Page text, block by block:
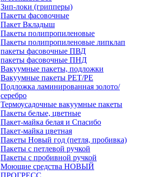
Зип-локи (грипперы)
Пакеты фасовочные
Пакет Вкладыш
Пакеты полипропиленовые
Пакеты полипропиленовые липклап
пакеты фасовочные ПВД
пакеты фасовочные ПНД
Вакуумные пакеты, подложки
Вакуумные пакеты РЕТ/РЕ
Подложка ламинированная золото/
серебро
Термоусадочные вакуумные пакеты
Пакеты белые, цветные
Пакет-майка белая и Спасибо
Пакет-майка цветная
Пакеты Новый год (петля, пробивка)
Пакеты с петлевой ручкой
Пакеты с пробивной ручкой
Моющие средства НОВЫЙ
ПРОГРЕСС